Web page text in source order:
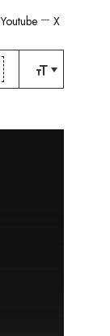
X
Youtube
KESKMINE